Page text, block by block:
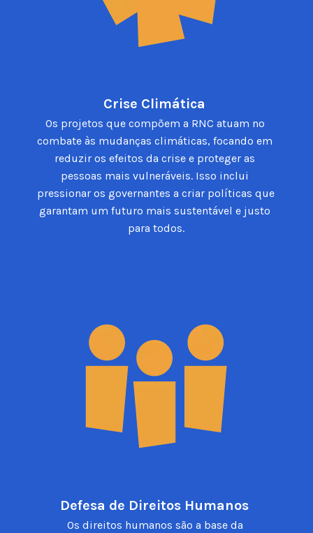
Crise Climática
Os projetos que compõem a RNC atuam no
combate às mudanças climáticas, focando em
reduzir os efeitos da crise e proteger as
pessoas mais vulneráveis. Isso inclui
pressionar os governantes a criar políticas que
garantam um futuro mais sustentável e justo
para todos.
Defesa de Direitos Humanos
Os direitos humanos são a base da